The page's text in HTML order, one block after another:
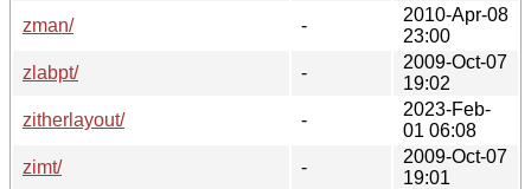
zman/
-
2010-Apr-08
23:00
zlabpt/
-
2009-Oct-07
19:02
zitherlayout/
-
2023-Feb-
01 06:08
zimt/
-
2009-Oct-07
19:01